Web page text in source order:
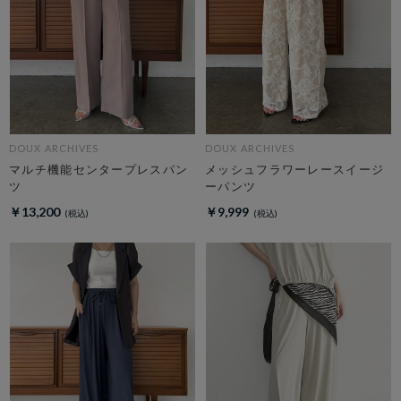
DOUX ARCHIVES
マルチ機能センタープレスパン
ツ
￥13,200
DOUX ARCHIVES
メッシュフラワーレースイージ
ーパンツ
￥9,999